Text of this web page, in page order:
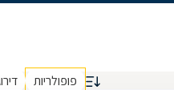
פופולריות